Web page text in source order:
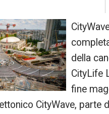
della
CityLife
fine
CityWave, parte